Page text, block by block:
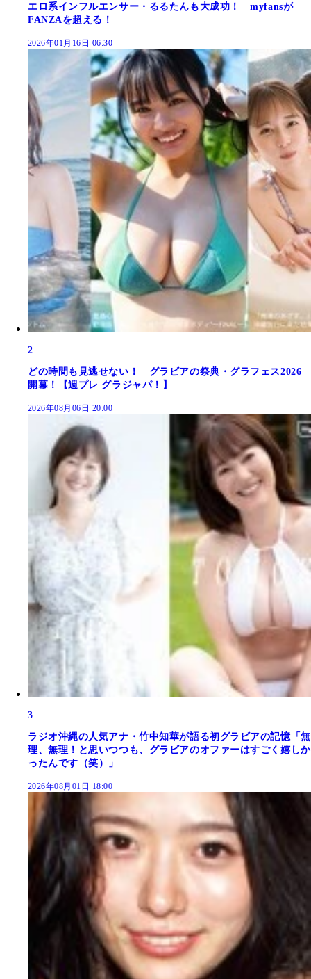
エロ系インフルエンサー・るるたんも大成功！ myfansが
FANZAを超える！
2026年01月16日 06:30
2
どの時間も見逃せない！ グラビアの祭典・グラフェス2026
開幕！【週プレ グラジャパ！】
2026年08月06日 20:00
3
ラジオ沖縄の人気アナ・竹中知華が語る初グラビアの記憶「無
理、無理！と思いつつも、グラビアのオファーはすごく嬉しか
ったんです（笑）」
2026年08月01日 18:00